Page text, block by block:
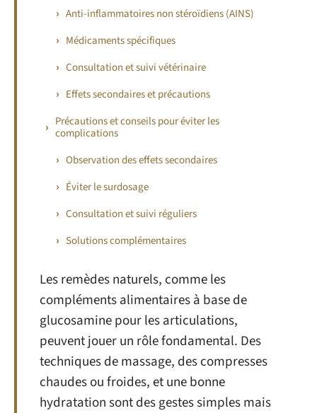
Anti-inflammatoires non stéroïdiens (AINS)
Médicaments spécifiques
Consultation et suivi vétérinaire
Effets secondaires et précautions
Précautions et conseils pour éviter les
complications
Observation des effets secondaires
Éviter le surdosage
Consultation et suivi réguliers
Solutions complémentaires
Les remèdes naturels, comme les
compléments alimentaires à base de
glucosamine pour les articulations,
peuvent jouer un rôle fondamental. Des
techniques de massage, des compresses
chaudes ou froides, et une bonne
hydratation sont des gestes simples mais